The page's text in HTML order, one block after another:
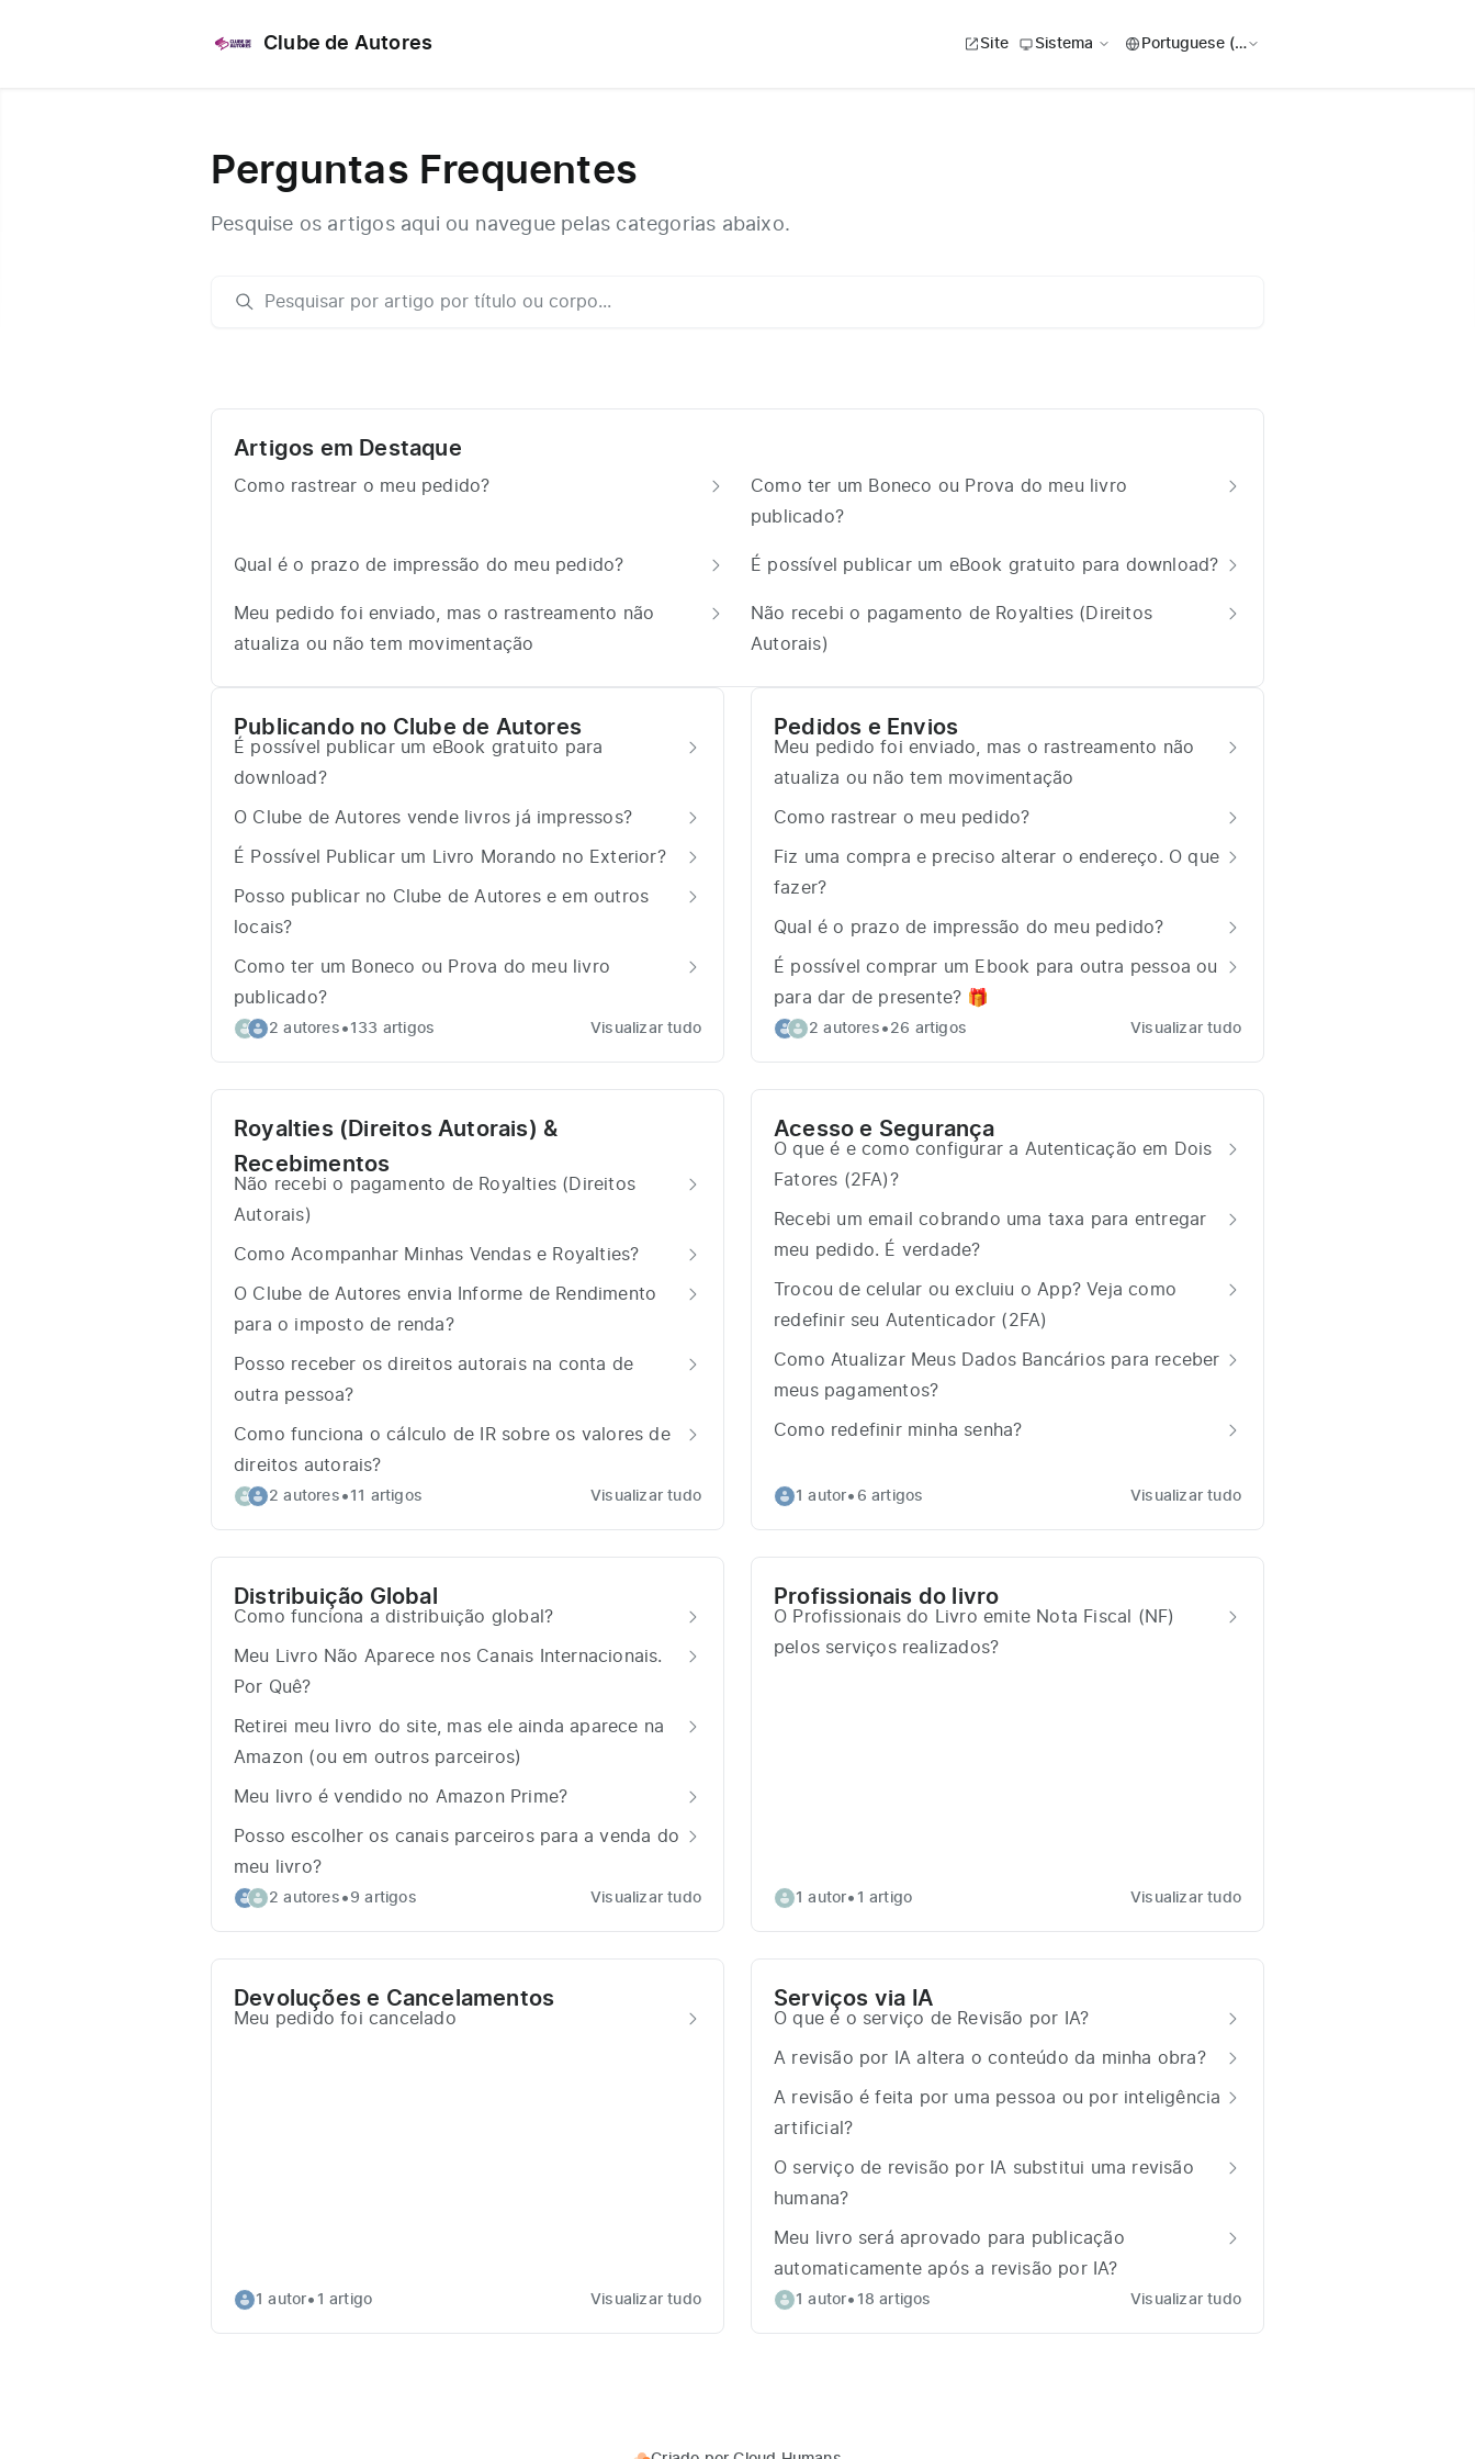
Clube de Autores Site Sistema
Perguntas Frequentes
Pesquise os artigos aqui ou navegue pelas categorias abaixo.
Artigos em Destaque
Como rastrear o meu pedido?
Como ter um Boneco ou Prova do meu livro
publicado?
Qual é o prazo de impressão do meu pedido? É possível publicar um eBook gratuito para download?
Meu pedido foi enviado, mas o rastreamento não
atualiza ou não tem movimentação
Não recebi o pagamento de Royalties (Direitos
Autorais)
Publicando no Clube de Autores
É possível publicar um eBook gratuito para
download?
O Clube de Autores vende livros já impressos?
É Possível Publicar um Livro Morando no Exterior?
Posso publicar no Clube de Autores e em outros
locais?
Como ter um Boneco ou Prova do meu livro
publicado?
2 autores •133 artigos Visualizar tudo
Pedidos e Envios
Meu pedido foi enviado, mas o rastreamento não
atualiza ou não tem movimentação
Como rastrear o meu pedido?
Fiz uma compra e preciso alterar o endereço. O que
fazer?
Qual é o prazo de impressão do meu pedido?
É possível comprar um Ebook para outra pessoa ou
para dar de presente? 🎁
2 autores • 26 artigos Visualizar tudo
Royalties (Direitos Autorais) &
Recebimentos
Não recebi o pagamento de Royalties (Direitos
Autorais)
Como Acompanhar Minhas Vendas e Royalties?
O Clube de Autores envia Informe de Rendimento
para o imposto de renda?
Posso receber os direitos autorais na conta de
outra pessoa?
Como funciona o cálculo de IR sobre os valores de
direitos autorais?
2 autores •11 artigos Visualizar tudo
Acesso e Segurança
O que é e como configurar a Autenticação em Dois
Fatores (2FA)?
Recebi um email cobrando uma taxa para entregar
meu pedido. É verdade?
Trocou de celular ou excluiu o App? Veja como
redefinir seu Autenticador (2FA)
Como Atualizar Meus Dados Bancários para receber
meus pagamentos?
Como redefinir minha senha?
1 autor• 6 artigos Visualizar tudo
Distribuição Global
Como funciona a distribuição global?
Meu Livro Não Aparece nos Canais Internacionais.
Por Quê?
Retirei meu livro do site, mas ele ainda aparece na
Amazon (ou em outros parceiros)
Meu livro é vendido no Amazon Prime?
Posso escolher os canais parceiros para a venda do
meu livro?
2 autores • 9 artigos Visualizar tudo
Profissionais do livro
O Profissionais do Livro emite Nota Fiscal (NF)
pelos serviços realizados?
1 autor• 1 artigo Visualizar tudo
Devoluções e Cancelamentos
Meu pedido foi cancelado
1 autor• 1 artigo Visualizar tudo
Serviços via IA
O que é o serviço de Revisão por IA?
A revisão por IA altera o conteúdo da minha obra?
A revisão é feita por uma pessoa ou por inteligência
artificial?
O serviço de revisão por IA substitui uma revisão
humana?
Meu livro será aprovado para publicação
automaticamente após a revisão por IA?
1 autor• 18 artigos Visualizar tudo